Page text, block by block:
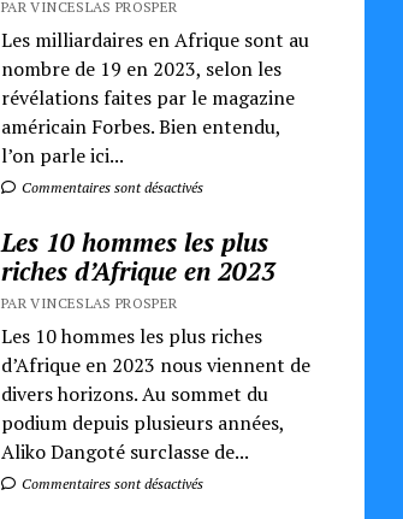
PAR VINCESLAS PROSPER
Les milliardaires en Afrique sont au
nombre de 19 en 2023, selon les
révélations faites par le magazine
américain Forbes. Bien entendu,
l’on parle ici...
Commentaires sont désactivés
Les 10 hommes les plus
riches d’Afrique en 2023
PAR VINCESLAS PROSPER
Les 10 hommes les plus riches
d’Afrique en 2023 nous viennent de
divers horizons. Au sommet du
podium depuis plusieurs années,
Aliko Dangoté surclasse de...
Commentaires sont désactivés